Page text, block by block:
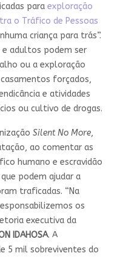
para exploração
o Tráfico de Pessoas
criança para trás”.
e adultos podem ser
ou a exploração
forçados,
e atividades
ou cultivo de drogas.
Silent No More,
ao comentar as
humano e escravidão
podem ajudar a
traficadas. “Na
os
executiva da
IDAHOSA. A
5 mil sobreviventes do